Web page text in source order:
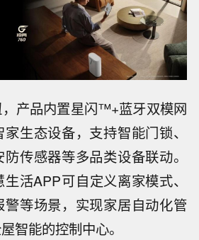
产品内置星闪™+蓝牙双模网
生态设备，支持智能门锁、
传感器等多品类设备联动。
活APP可自定义离家模式、
等场景，实现家居自动化管
智能的控制中心。